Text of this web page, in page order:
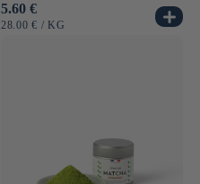
Prix
habituel
5.60 €
PRIX
28.00 € / PAR
KG